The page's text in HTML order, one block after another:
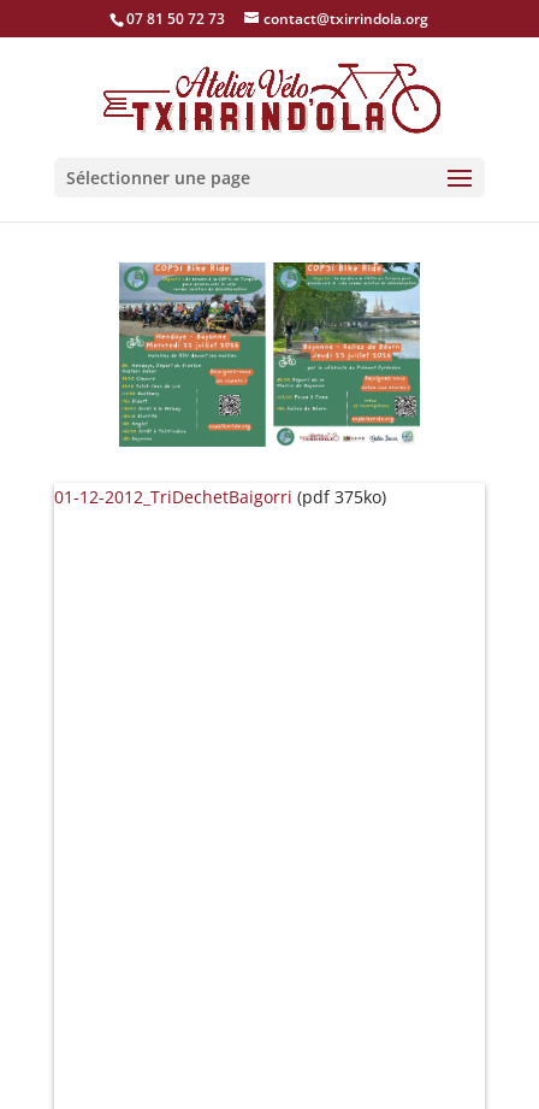
07 81 50 72 73 contact@txirrindola.org
Sélectionner une page
01-12-2012_TriDechetBaigorri (pdf 375ko)